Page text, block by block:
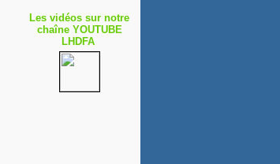
Les vidéos sur notre
chaîne YOUTUBE
LHDFA